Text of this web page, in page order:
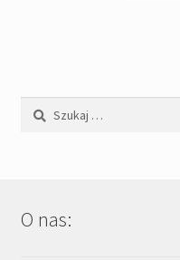
Szukaj:
O nas: